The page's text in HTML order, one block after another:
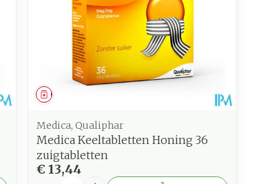
Geneesmiddel
Medica, Qualiphar
Medica Keeltabletten Honing 36
zuigtabletten
€ 13,44